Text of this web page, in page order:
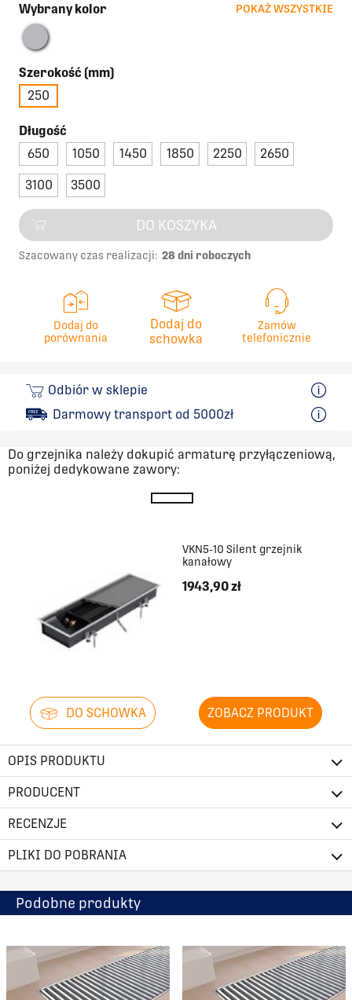
Wybrany kolor POKAŻ WSZYSTKIE
Szerokość (mm)
250
Długość
650
1050 1450 1850 2250 2650
3100 3500
DO KOSZYKA
Szacowany czas realizacji: 28 dni roboczych
Dodaj do
porównania
Dodaj do
schowka
Zamów
telefonicznie
Odbiór w sklepie
Darmowy transport od 5000zł
Do grzejnika należy dokupić armaturę przyłączeniową,
poniżej dedykowane zawory:
VKN5-10 Silent grzejnik
kanałowy
1943,90 zł
DO SCHOWKA ZOBACZ PRODUKT
OPIS PRODUKTU
PRODUCENT
RECENZJE
PLIKI DO POBRANIA
Podobne produkty